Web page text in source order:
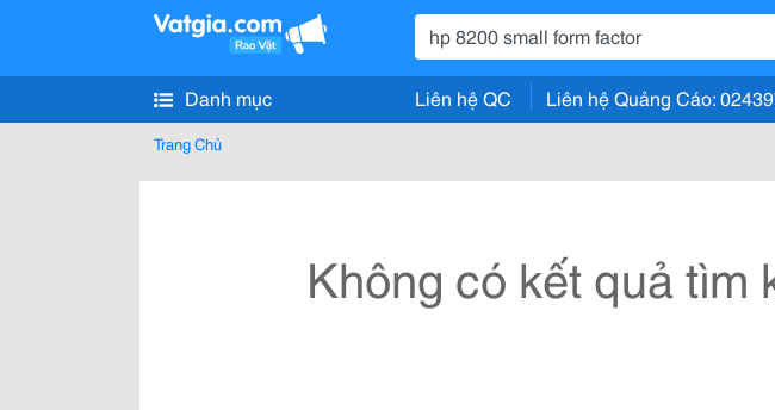
Danh mục Liên hệ QC Liên hệ Quảng Cáo:
Trang Chủ
Không có kết quả tìm